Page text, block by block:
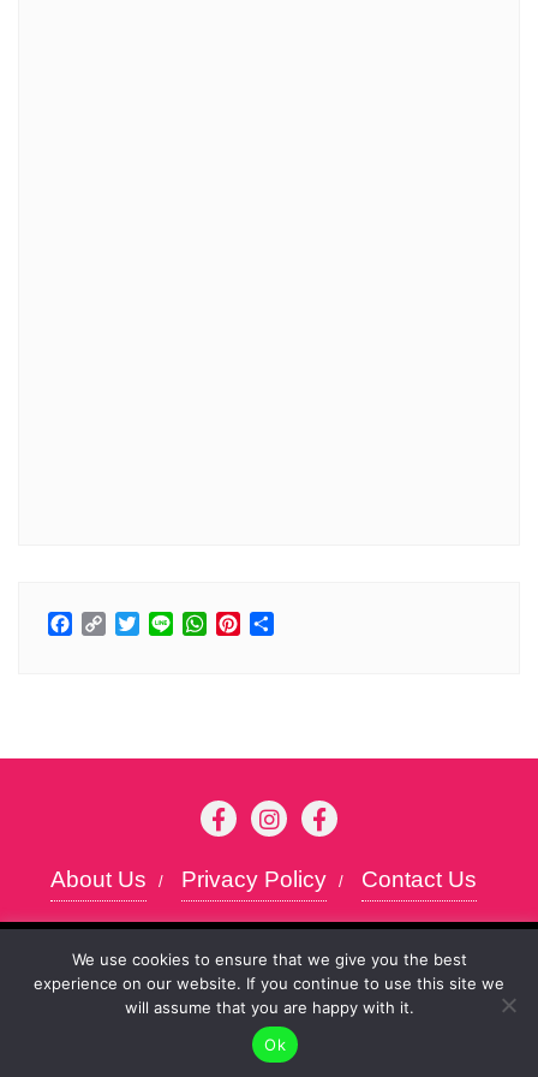
Facebook
CopyTwitter
LineWhatsApp
Pinterest
About Us Privacy Policy Contact Us
reserved.Powered byWordPress &Designed
byBizberg Themes
To give you the best possible user experience, this
site uses cookies. By continuing to browse the site,
you agree to our use of cookies as described in our
Privacy Policy.
Accept
We use cookies to ensure that we give you the best
experience on our website. If you continue to use this site we
will assume that you are happy with it.
Ok